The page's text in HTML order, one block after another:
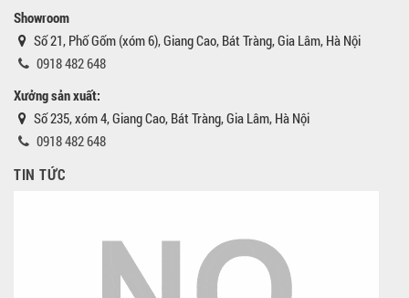
Showroom
Số 21, Phố Gốm (xóm 6), Giang Cao, Bát Tràng, Gia Lâm, Hà Nội
0918 482 648
Xưởng sản xuất:
Số 235, xóm 4, Giang Cao, Bát Tràng, Gia Lâm, Hà Nội
0918 482 648
TIN TỨC